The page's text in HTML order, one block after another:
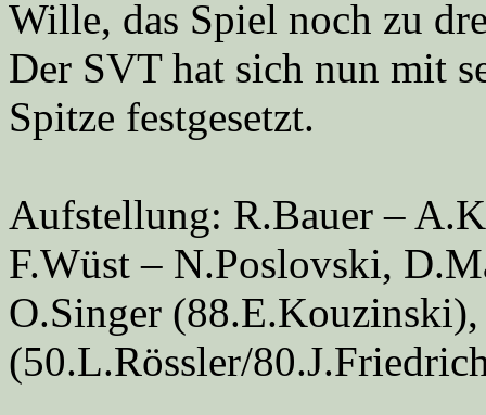
Wille, das Spiel noch zu
Der SVT hat sich nun mit
Spitze festgesetzt.
Aufstellung: R.Bauer –
F.Wüst – N.Poslovski,
O.Singer
(50.L.Rössler/